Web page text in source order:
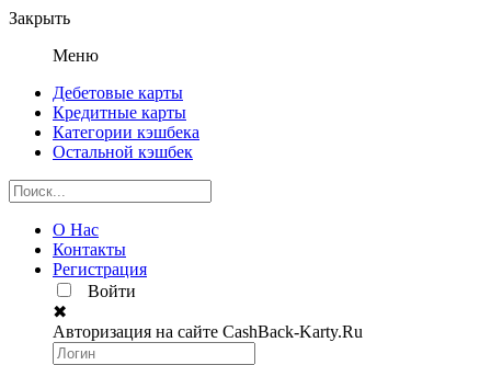
Закрыть
Меню
Дебетовые карты
Кредитные карты
Категории кэшбека
Остальной кэшбек
О Нас
Контакты
Регистрация
Войти
✖
Авторизация на сайте CashBack-Karty.Ru